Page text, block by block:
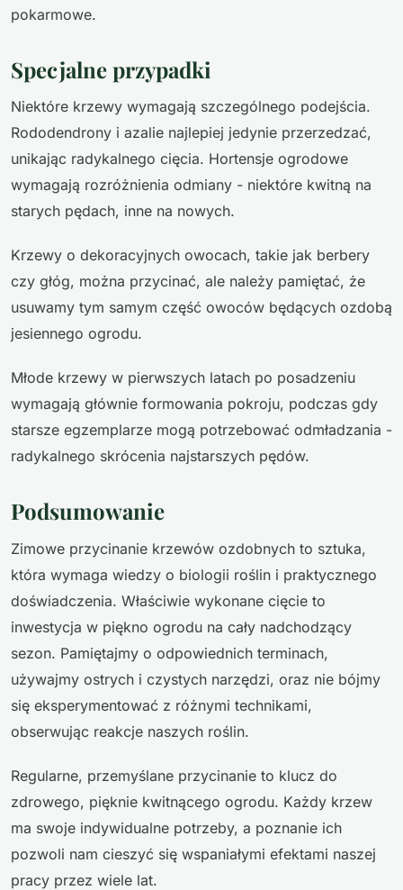
pokarmowe.
Specjalne przypadki
Niektóre krzewy wymagają szczególnego podejścia.
Rododendrony i azalie najlepiej jedynie przerzedzać,
unikając radykalnego cięcia. Hortensje ogrodowe
wymagają rozróżnienia odmiany - niektóre kwitną na
starych pędach, inne na nowych.
Krzewy o dekoracyjnych owocach, takie jak berbery
czy głóg, można przycinać, ale należy pamiętać, że
usuwamy tym samym część owoców będących ozdobą
jesiennego ogrodu.
Młode krzewy w pierwszych latach po posadzeniu
wymagają głównie formowania pokroju, podczas gdy
starsze egzemplarze mogą potrzebować odmładzania -
radykalnego skrócenia najstarszych pędów.
Podsumowanie
Zimowe przycinanie krzewów ozdobnych to sztuka,
która wymaga wiedzy o biologii roślin i praktycznego
doświadczenia. Właściwie wykonane cięcie to
inwestycja w piękno ogrodu na cały nadchodzący
sezon. Pamiętajmy o odpowiednich terminach,
używajmy ostrych i czystych narzędzi, oraz nie bójmy
się eksperymentować z różnymi technikami,
obserwując reakcje naszych roślin.
Regularne, przemyślane przycinanie to klucz do
zdrowego, pięknie kwitnącego ogrodu. Każdy krzew
ma swoje indywidualne potrzeby, a poznanie ich
pozwoli nam cieszyć się wspaniałymi efektami naszej
pracy przez wiele lat.